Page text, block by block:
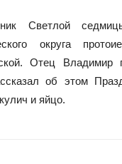
Светлой
округа
Отец Владимир
об этом
и яйцо.